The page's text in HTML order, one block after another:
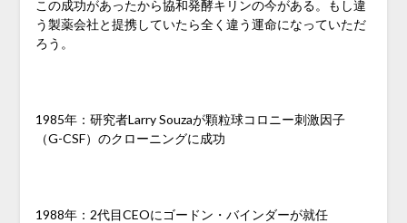
この成功があったから協和発酵キリンの今がある。もし違
う製薬会社と提携していたら全く違う運命になっていただ
ろう。
1985年：研究者Larry Souzaが顆粒球コロニー刺激因子
（G-CSF）のクローニングに成功
1988年：2代目CEOにゴードン・バインダーが就任